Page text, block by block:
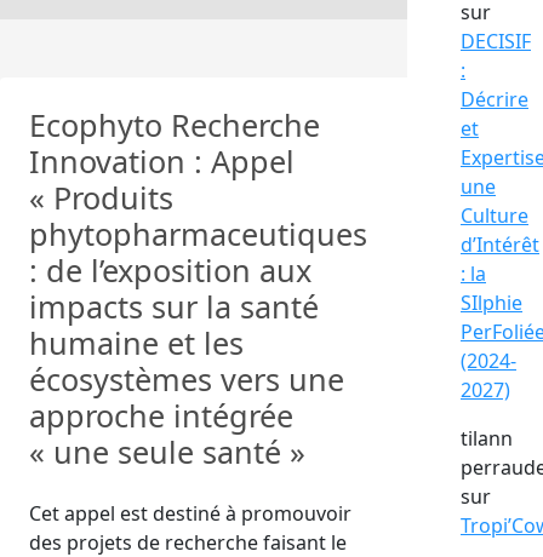
Ecophyto Recherche
Innovation : Appel
« Produits
phytopharmaceutiques
: de l’exposition aux
impacts sur la santé
humaine et les
écosystèmes vers une
approche intégrée
« une seule santé »
Cet appel est destiné à promouvoir
des projets de recherche faisant le
sur
DECISIF
:
Décrire
et
une
Culture
d’Intérêt
: la
SIlphie
(2024-
2027)
tilann
sur